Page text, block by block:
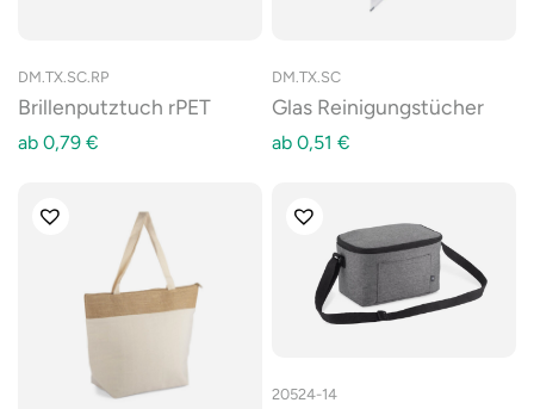
DM.TX.SC.RP
Brillenputztuch rPET
ab 0,79 €
DM.TX.SC
Glas Reinigungstücher
ab 0,51 €
20524-14